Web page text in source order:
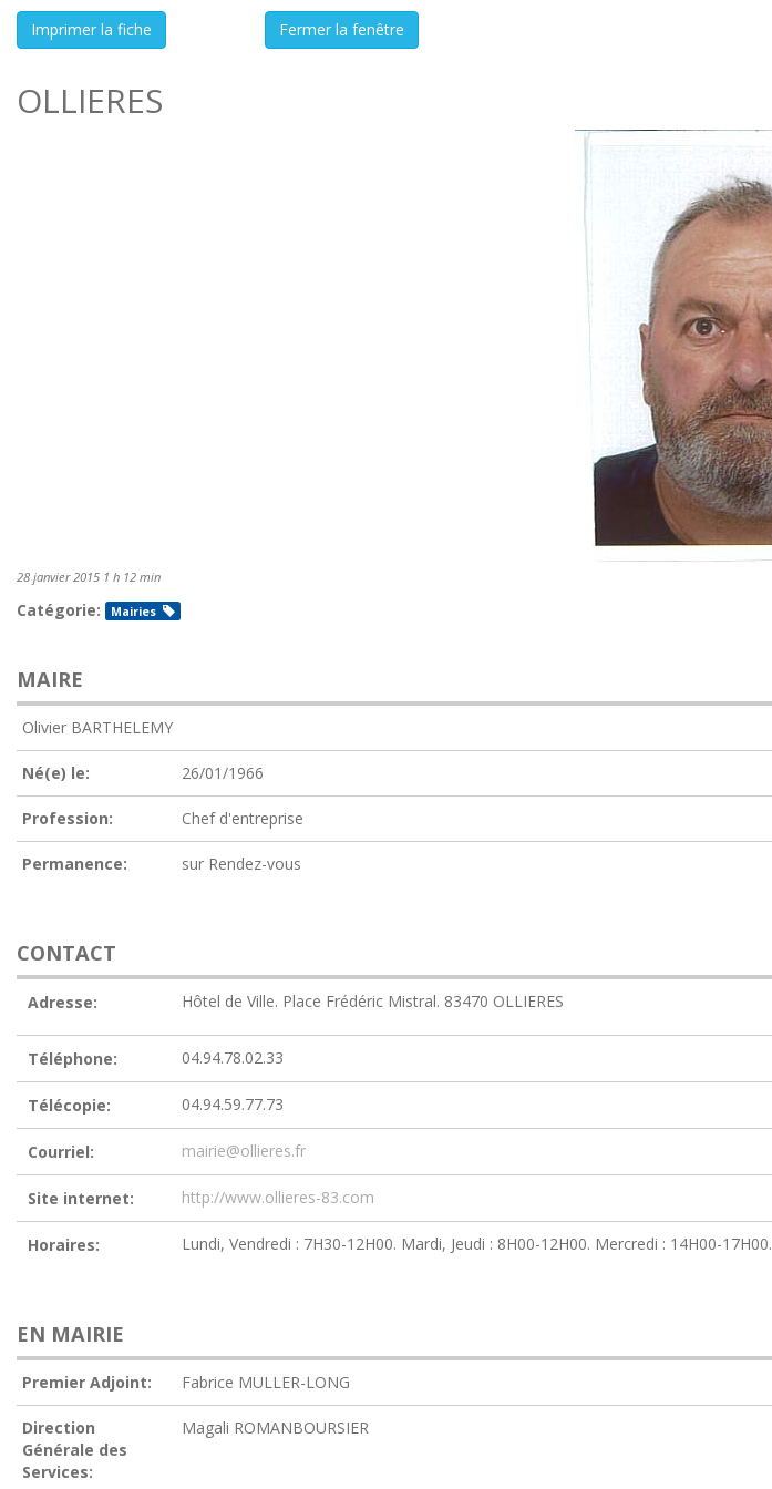
OLLIERES
28 janvier 2015 1 h 12 min
Catégorie: Mairies
MAIRE
Olivier BARTHELEMY
Né(e) le: 26/01/1966
Profession: Chef d'entreprise
Permanence: sur Rendez-vous
CONTACT
Adresse: Hôtel de Ville. Place Frédéric Mistral. 83470 OLLIERES
Téléphone: 04.94.78.02.33
Télécopie: 04.94.59.77.73
Courriel: mairie@ollieres.fr
Site internet: http://www.ollieres-83.com
Horaires: Lundi, Vendredi : 7H30-12H00. Mardi, Jeudi : 8H00-12H00. Mercredi : 14H00-17H00.
EN MAIRIE
Premier Adjoint: Fabrice MULLER-LONG
Direction
Générale des
Services:
Magali ROMANBOURSIER